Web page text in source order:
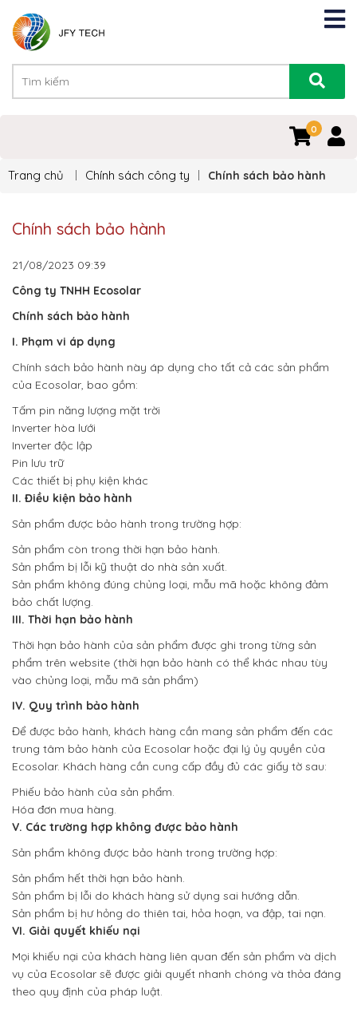
0
Trang chủ Chính sách công ty Chính sách bảo hành
Chính sách bảo hành
21/08/2023 09:39
Công ty TNHH Ecosolar
Chính sách bảo hành
I. Phạm vi áp dụng
Chính sách bảo hành này áp dụng cho tất cả các sản phẩm
của Ecosolar, bao gồm:
Tấm pin năng lượng mặt trời
Inverter hòa lưới
Inverter độc lập
Pin lưu trữ
Các thiết bị phụ kiện khác
II. Điều kiện bảo hành
Sản phẩm được bảo hành trong trường hợp:
Sản phẩm còn trong thời hạn bảo hành.
Sản phẩm bị lỗi kỹ thuật do nhà sản xuất.
Sản phẩm không đúng chủng loại, mẫu mã hoặc không đảm
bảo chất lượng.
III. Thời hạn bảo hành
Thời hạn bảo hành của sản phẩm được ghi trong từng sản
phẩm trên website (thời hạn bảo hành có thể khác nhau tùy
vào chủng loại, mẫu mã sản phẩm)
IV. Quy trình bảo hành
Để được bảo hành, khách hàng cần mang sản phẩm đến các
trung tâm bảo hành của Ecosolar hoặc đại lý ủy quyền của
Ecosolar. Khách hàng cần cung cấp đầy đủ các giấy tờ sau:
Phiếu bảo hành của sản phẩm.
Hóa đơn mua hàng.
V. Các trường hợp không được bảo hành
Sản phẩm không được bảo hành trong trường hợp:
Sản phẩm hết thời hạn bảo hành.
Sản phẩm bị lỗi do khách hàng sử dụng sai hướng dẫn.
Sản phẩm bị hư hỏng do thiên tai, hỏa hoạn, va đập, tai nạn.
VI. Giải quyết khiếu nại
Mọi khiếu nại của khách hàng liên quan đến sản phẩm và dịch
vụ của Ecosolar sẽ được giải quyết nhanh chóng và thỏa đáng
theo quy định của pháp luật.